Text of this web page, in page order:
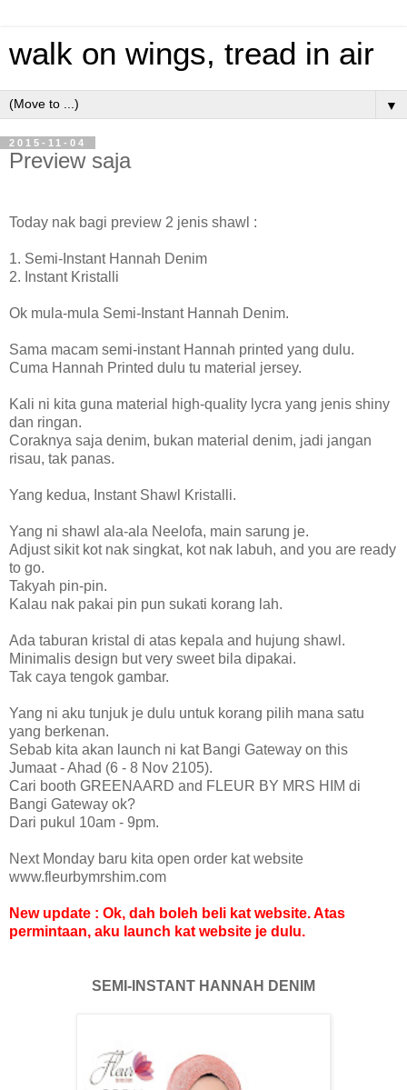
walk on wings, tread in air
▼
2015-11-04
Preview saja
Today nak bagi preview 2 jenis shawl :
1. Semi-Instant Hannah Denim
2. Instant Kristalli
Ok mula-mula Semi-Instant Hannah Denim.
Sama macam semi-instant Hannah printed yang dulu.
Cuma Hannah Printed dulu tu material jersey.
Kali ni kita guna material high-quality lycra yang jenis shiny
dan ringan.
Coraknya saja denim, bukan material denim, jadi jangan
risau, tak panas.
Yang kedua, Instant Shawl Kristalli.
Yang ni shawl ala-ala Neelofa, main sarung je.
Adjust sikit kot nak singkat, kot nak labuh, and you are ready
to go.
Takyah pin-pin.
Kalau nak pakai pin pun sukati korang lah.
Ada taburan kristal di atas kepala and hujung shawl.
Minimalis design but very sweet bila dipakai.
Tak caya tengok gambar.
Yang ni aku tunjuk je dulu untuk korang pilih mana satu
yang berkenan.
Sebab kita akan launch ni kat Bangi Gateway on this
Jumaat - Ahad (6 - 8 Nov 2105).
Cari booth GREENAARD and FLEUR BY MRS HIM di
Bangi Gateway ok?
Dari pukul 10am - 9pm.
Next Monday baru kita open order kat website
www.fleurbymrshim.com
New update : Ok, dah boleh beli kat website. Atas
permintaan, aku launch kat website je dulu.
SEMI-INSTANT HANNAH DENIM